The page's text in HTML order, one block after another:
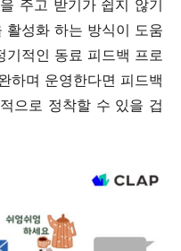
주고 받기가 쉽지 않기
활성화 하는 방식이 도움
기적인 동료 피드백 프로
하며 운영한다면 피드백
으로 정착할 수 있을 겁